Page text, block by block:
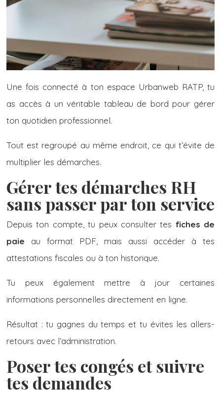
Une fois connecté à ton espace Urbanweb RATP, tu
as accès à un véritable tableau de bord pour gérer
ton quotidien professionnel.
Tout est regroupé au même endroit, ce qui t’évite de
multiplier les démarches.
Gérer tes démarches RH
sans passer par ton service
Depuis ton compte, tu peux consulter tes fiches de
paie au format PDF, mais aussi accéder à tes
attestations fiscales ou à ton historique.
Tu peux également mettre à jour certaines
informations personnelles directement en ligne.
Résultat : tu gagnes du temps et tu évites les allers-
retours avec l’administration.
Poser tes congés et suivre
tes demandes